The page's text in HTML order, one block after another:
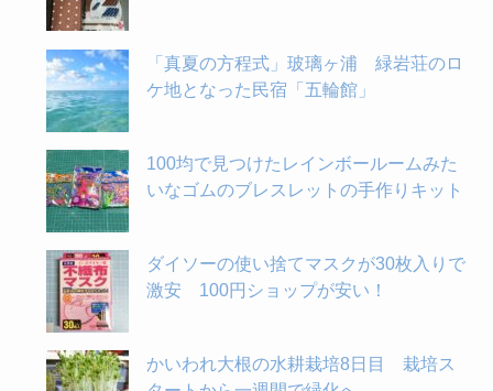
「真夏の方程式」玻璃ヶ浦 緑岩荘のロ
ケ地となった民宿「五輪館」
100均で見つけたレインボールームみた
いなゴムのブレスレットの手作りキット
ダイソーの使い捨てマスクが30枚入りで
激安 100円ショップが安い！
かいわれ大根の水耕栽培8日目 栽培ス